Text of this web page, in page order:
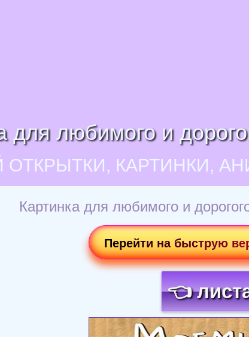
для любимого и
ОТКРЫТКИ, КАРТИНКИ,
Картинка для любимого и
Перейти на быструю
👈
Загрузка